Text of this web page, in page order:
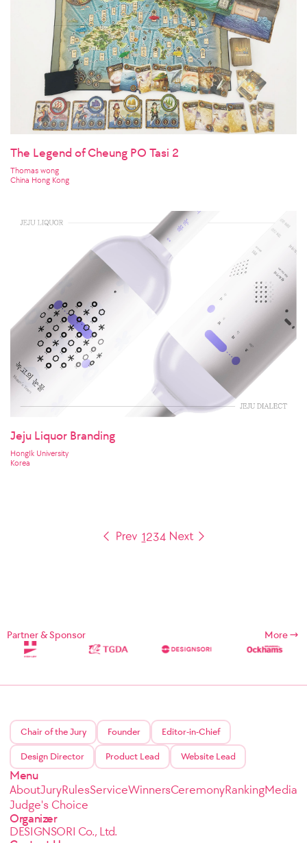
The Legend of Cheung PO Tasi 2
Thomas wong
China Hong Kong
Jeju Liquor Branding
HongIk University
Korea
1234
Partner & Sponsor More
Chair of the Jury Founder Editor-in-Chief
Design Director Product Lead Website Lead
Menu
AboutJuryRulesServiceWinnersCeremonyRankingMedia
Judge's Choice
Organizer
DESIGNSORI Co., Ltd.